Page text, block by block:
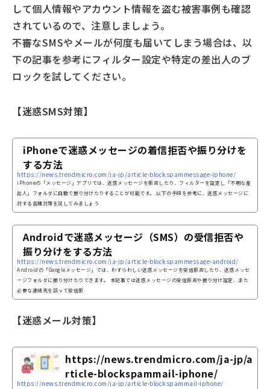
して個人情報やアカウント情報を盗む被害事例も確認
されているので、注意しましょう。
不審なSMSやメールが何度も届いてしまう場合は、以
下の記事を参考にフィルター設定や特定の差出人のブ
ロックを試してください。
【迷惑SMS対策】
iPhoneで迷惑メッセージの着信拒否や振り分けを
する方法
https://news.trendmicro.com/ja-jp/article-blockspammessage-iphone/
iPhoneの「メッセージ」アプリでは、迷惑メッセージを拒否したり、フィルターを設定し「不明な差
出人」フォルダに自動で振り分けたりすることが可能です。 以下の手順を参考に、迷惑メッセージに
対する各種対策を試してみましょう
Androidで迷惑メッセージ（SMS）の受信拒否や
振り分けをする方法
https://news.trendmicro.com/ja-jp/article-blockspammessage-android/
Androidの「Googleメッセージ」では、わずらわしい迷惑メッセージを受信拒否したり、迷惑メッセ
ージフォルダに振り分けたりできます。 本記事では迷惑メッセージの受信拒否や振り分け設定、また
必要な連絡先を誤って受信拒
【迷惑メール対策】
https://news.trendmicro.com/ja-jp/a
rticle-blockspammail-iphone/
https://news.trendmicro.com/ja-jp/article-blockspammail-iphone/